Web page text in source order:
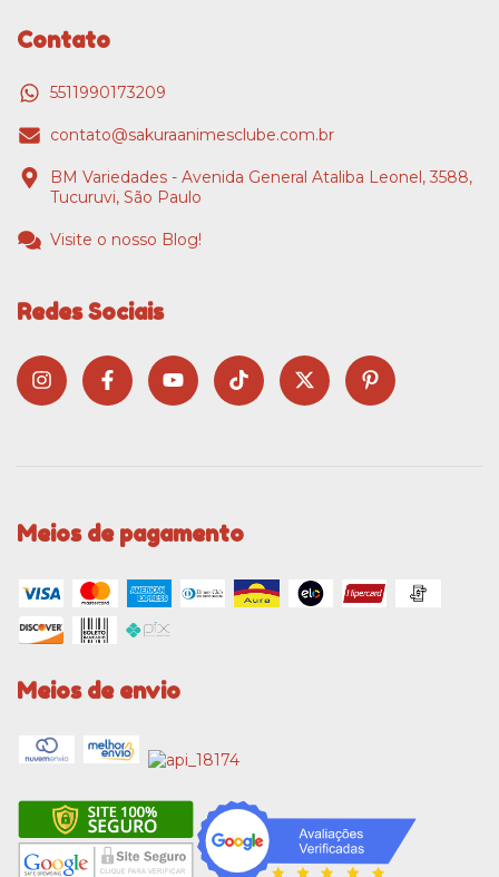
Contato
5511990173209
contato@sakuraanimesclube.com.br
BM Variedades - Avenida General Ataliba Leonel, 3588,
Tucuruvi, São Paulo
Visite o nosso Blog!
Redes Sociais
Meios de pagamento
Meios de envio